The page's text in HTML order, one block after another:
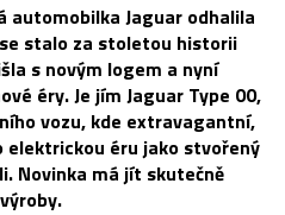
automobilka Jaguar odhalila
stalo za stoletou historii
s novým logem a nyní
éry. Je jím Jaguar Type 00,
vozu, kde extravagantní,
éru jako stvořený
Novinka má jít skutečně